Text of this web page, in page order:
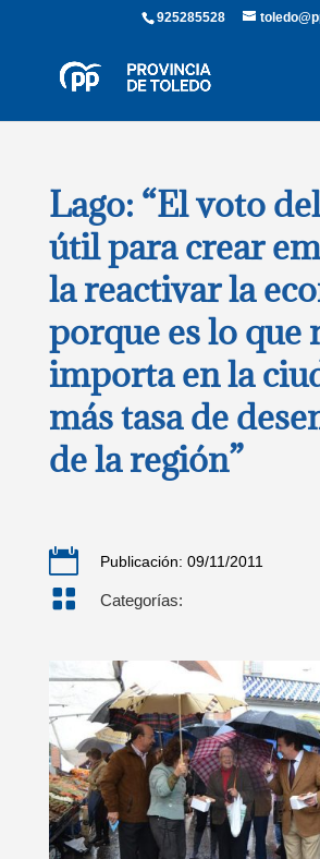
925285528
Lago: “El voto
útil para crear
la reactivar la
porque es lo que
importa en la
más tasa de
de la región”
 Publicación: 09/11/2011
 Categorías: